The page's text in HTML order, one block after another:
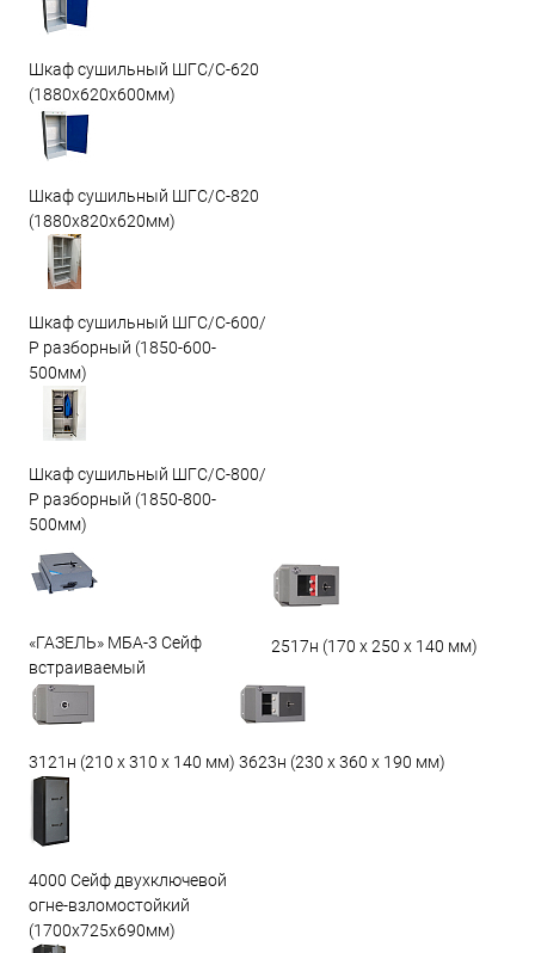
Шкаф сушильный ШГС/C-620
(1880x620x600мм)
Шкаф сушильный ШГС/C-820
(1880x820x620мм)
Шкаф сушильный ШГС/С-600/
Р разборный (1850-600-
500мм)
Шкаф сушильный ШГС/С-800/
Р разборный (1850-800-
500мм)
«ГАЗЕЛЬ» МБА-3 Сейф
встраиваемый
2517н (170 х 250 х 140 мм)
3121н (210 х 310 х 140 мм) 3623н (230 х 360 х 190 мм)
4000 Сейф двухключевой
огне-взломостойкий
(1700х725х690мм)